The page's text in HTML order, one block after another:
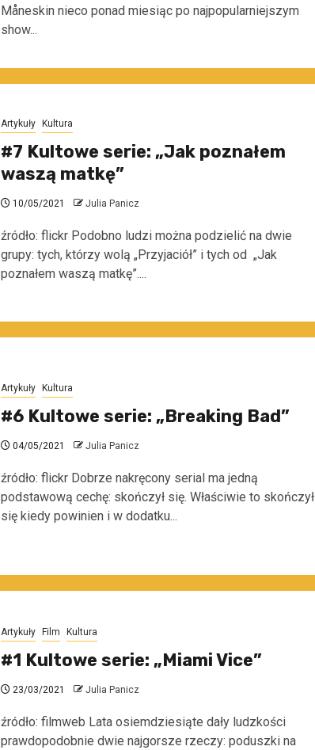
Måneskin nieco ponad miesiąc po najpopularniejszym
show...
Artykuły Kultura
#7 Kultowe serie: „Jak poznałem
waszą matkę”
10/05/2021 Julia Panicz
źródło: flickr Podobno ludzi można podzielić na dwie
grupy: tych, którzy wolą „Przyjaciół” i tych od „Jak
poznałem waszą matkę”....
Artykuły Kultura
#6 Kultowe serie: „Breaking Bad”
04/05/2021 Julia Panicz
źródło: flickr Dobrze nakręcony serial ma jedną
podstawową cechę: skończył się. Właściwie to skończył
się kiedy powinien i w dodatku...
Artykuły Film Kultura
#1 Kultowe serie: „Miami Vice”
23/03/2021 Julia Panicz
źródło: filmweb Lata osiemdziesiąte dały ludzkości
prawdopodobnie dwie najgorsze rzeczy: poduszki na